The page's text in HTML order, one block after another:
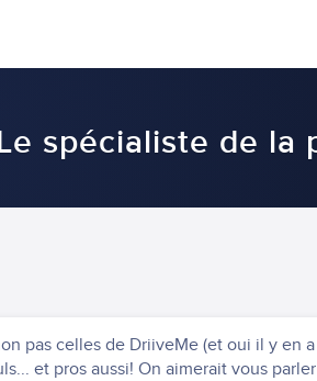
spécialiste de la
pas celles de DriiveMe (et oui il y en a
et pros aussi! On aimerait vous